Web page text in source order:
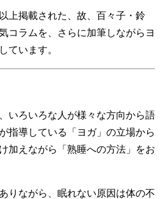
上掲載された、故、百々子・鈴
コラムを、さらに加筆しながらヨ
ています。
いろいろな人が様々な方向から語
指導している「ヨガ」の立場から
加えながら「熟睡への方法」をお
りながら、眠れない原因は体の不